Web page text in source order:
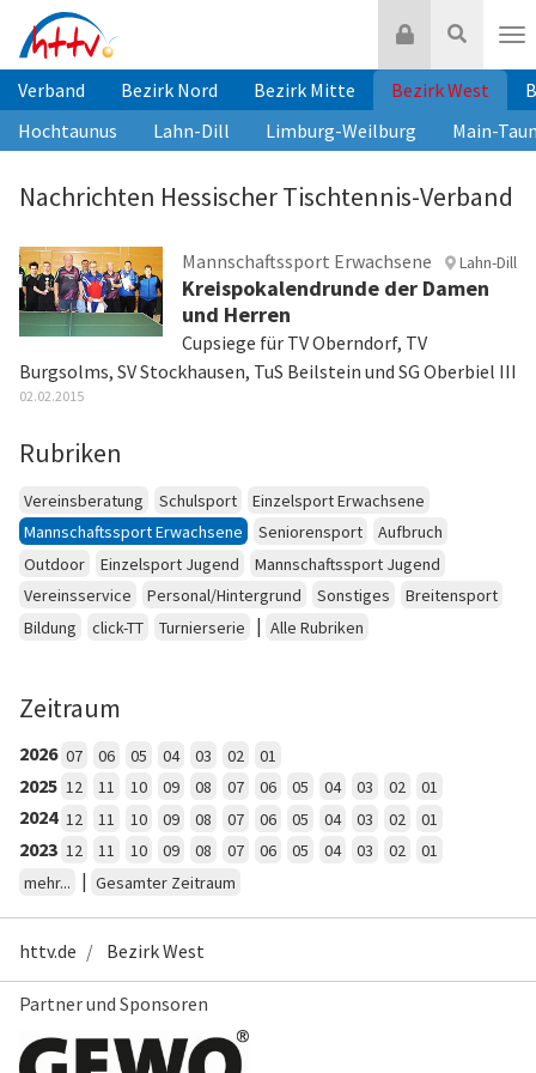
Inhalt
springen
Suche
Login
Verband Bezirk Nord Bezirk Mitte Bezirk West
Hochtaunus
Lahn-Dill Limburg-Weilburg Main-
Nachrichten Hessischer Tischtennis-Verband
Mannschaftssport Erwachsene Lahn-Dill
Kreispokalendrunde der Damen
und Herren
Cupsiege für TV Oberndorf, TV
Burgsolms, SV Stockhausen, TuS Beilstein und SG Oberbiel III
02.02.2015
Rubriken
Vereinsberatung Schulsport
Einzelsport Erwachsene
Mannschaftssport Erwachsene
Seniorensport
Aufbruch
Outdoor
Einzelsport Jugend
Mannschaftssport Jugend
Vereinsservice
Personal/Hintergrund Sonstiges
Breitensport
Bildung
click-TT Turnierserie | Alle Rubriken
Zeitraum
2026 07 06 05 04 03 02 01
2025 12 11 10 09 08 07 06 05 04 03 02 01
2024 12 11 10 09 08 07 06 05 04 03 02 01
2023 12 11 10 09 08 07 06 05 04 03 02
01
mehr...
| Gesamter Zeitraum
httv.de Bezirk West
Partner und Sponsoren